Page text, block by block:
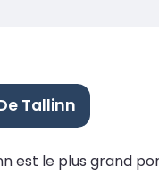
Tallinn
est le plus grand